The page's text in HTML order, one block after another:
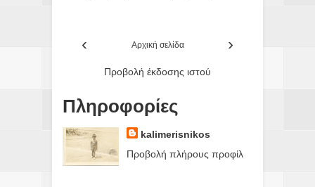
‹ ›
Αρχική σελίδα
Προβολή έκδοσης ιστού
Πληροφορίες
kalimerisnikos
Προβολή πλήρους προφίλ